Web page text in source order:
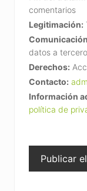
comentarios
Legitimación:
datos a
Derechos:
Contacto:
Información
política de